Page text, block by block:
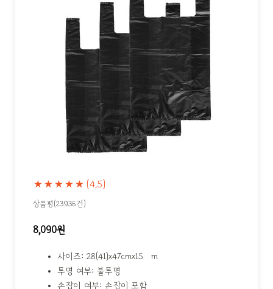
★★★★★ (4.5)
상품평(23936건)
8,090원
사이즈: 28(41)x47cmx15μm
투명 여부: 불투명
손잡이 여부: 손잡이 포함